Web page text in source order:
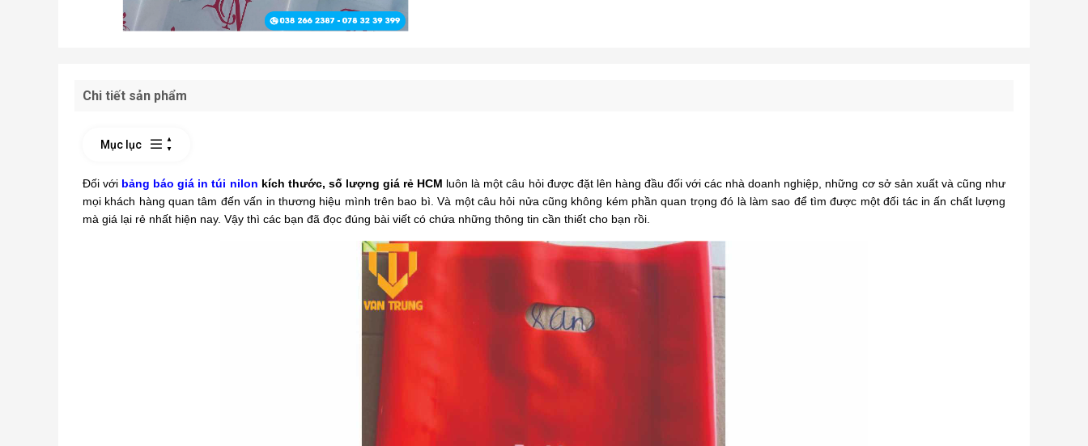
Chi tiết sản phẩm
Mục lục
Đối với bảng báo giá in túi nilon kích thước, số lượng giá rẻ HCM luôn là một câu hỏi được đặt lên hàng đầu đối với các nhà doanh nghiệp, những cơ sở sản xuất và cũng như
mọi khách hàng quan tâm đến vấn in thương hiệu mình trên bao bì. Và một câu hỏi nửa cũng không kém phần quan trọng đó là làm sao để tìm được một đối tác in ấn chất lượng
mà giá lại rẻ nhất hiện nay. Vậy thì các bạn đã đọc đúng bài viết có chứa những thông tin cần thiết cho bạn rồi.